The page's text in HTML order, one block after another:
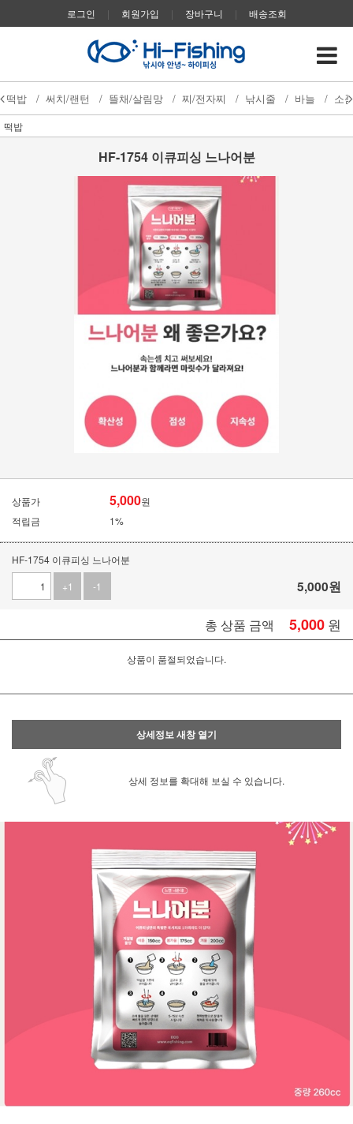
로그인 | 회원가입 | 장바구니 | 배송조회
떡밥 / 써치/랜턴 / 뜰채/살림망 / 찌/전자찌 / 낚시줄 / 바늘 / 소
떡밥
HF-1754 이큐피싱 느나어분
상품가 5,000원
적립금
1%
HF-1754 이큐피싱 느나어분
+1
-1 5,000원
총 상품 금액 5,000 원
상품이 품절되었습니다.
상세정보 새창 열기
상세 정보를 확대해 보실 수 있습니다.